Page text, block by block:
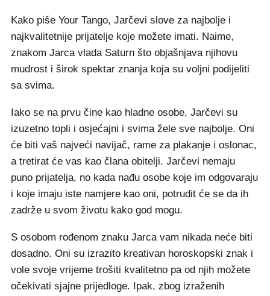
Kako piše Your Tango, Jarčevi slove za najbolje i
najkvalitetnije prijatelje koje možete imati. Naime,
znakom Jarca vlada Saturn što objašnjava njihovu
mudrost i širok spektar znanja koja su voljni podijeliti
sa svima.
Iako se na prvu čine kao hladne osobe, Jarčevi su
izuzetno topli i osjećajni i svima žele sve najbolje. Oni
će biti vaš najveći navijač, rame za plakanje i oslonac,
a tretirat će vas kao člana obitelji. Jarčevi nemaju
puno prijatelja, no kada nađu osobe koje im odgovaraju
i koje imaju iste namjere kao oni, potrudit će se da ih
zadrže u svom životu kako god mogu.
S osobom rođenom znaku Jarca vam nikada neće biti
dosadno. Oni su izrazito kreativan horoskopski znak i
vole svoje vrijeme trošiti kvalitetno pa od njih možete
očekivati sjajne prijedloge. Ipak, zbog izraženih